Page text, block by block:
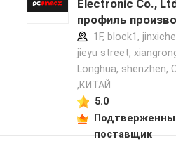
Electronic Co.,
профиль
1F, block1,
jieyu street,
Longhua, shenzhen,
,КИТАЙ
5.0
поставщик